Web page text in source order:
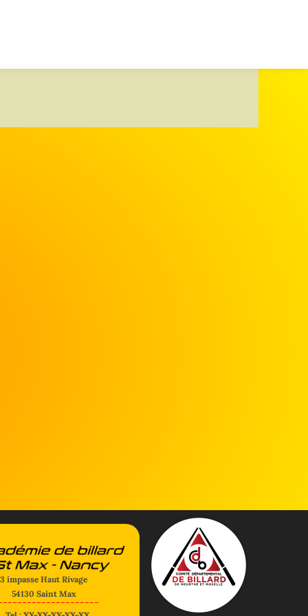
3 impasse Haut Rivage
54130 Saint Max